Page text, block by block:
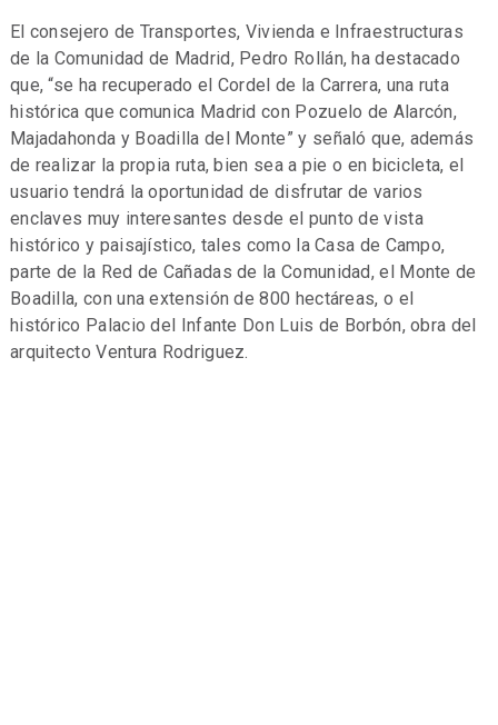
El consejero de Transportes, Vivienda e Infraestructuras
de la Comunidad de Madrid, Pedro Rollán, ha destacado
que, “se ha recuperado el Cordel de la Carrera, una ruta
histórica que comunica Madrid con Pozuelo de Alarcón,
Majadahonda y Boadilla del Monte” y señaló que, además
de realizar la propia ruta, bien sea a pie o en bicicleta, el
usuario tendrá la oportunidad de disfrutar de varios
enclaves muy interesantes desde el punto de vista
histórico y paisajístico, tales como la Casa de Campo,
parte de la Red de Cañadas de la Comunidad, el Monte de
Boadilla, con una extensión de 800 hectáreas, o el
histórico Palacio del Infante Don Luis de Borbón, obra del
arquitecto Ventura Rodriguez.